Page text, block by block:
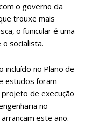
o governo da
trouxe mais
o funicular é uma
socialista.
incluído no Plano de
estudos foram
de execução
no
este ano.